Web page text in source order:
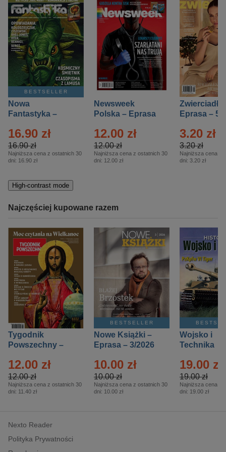
BESTSELLER
Nowa
Fantastyka –
16.90 zł
16.90 zł
Najniższa cena z ostatnich 30
dni: 16.90 zł
Newsweek
Polska – Eprasa
12.00 zł
12.00 zł
Najniższa cena z ostatnich 30
dni: 12.00 zł
Zwierciadło
Eprasa – 5/
3.20 zł
3.20 zł
Najniższa cena z
dni: 3.20 zł
High-contrast mode
Najczęściej kupowane razem
Tygodnik
Powszechny –
12.00 zł
12.00 zł
Najniższa cena z ostatnich 30
dni: 11.40 zł
BESTSELLER
Nowe Książki –
Eprasa – 3/2026
10.00 zł
10.00 zł
Najniższa cena z ostatnich 30
dni: 10.00 zł
Wojsko i
Technika
– 2/2026
19.00 zł
19.00 zł
Najniższa cena z
dni: 19.00 zł
Nexto Reader
Polityka Prywatności